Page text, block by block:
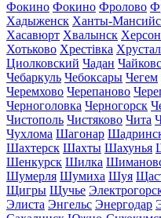
Фокино Фокино Фролово
Хадыженск Ханты-
Хасавюрт Хвалынск Херсон
Хотьково Хрестівка
Циолковский Чадан
Чебаркуль Чебоксары Чегем
Черемхово Черепаново
Черноголовка Черногорск
Чистополь Чистяково Чита
Чухлома Шагонар
Шахтерск Шахты Шахунья
Шенкурск Шилка
Шумерля Шумиха Шуя
Щигры Щучье
Элиста Энгельс Энергодар